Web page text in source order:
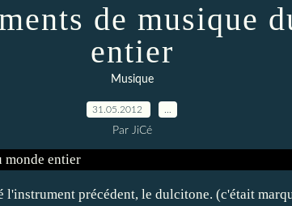
de musique
entier
Musique
31.05.2012
Par JiCé
l'instrument précédent, le dulcitone. (c'était